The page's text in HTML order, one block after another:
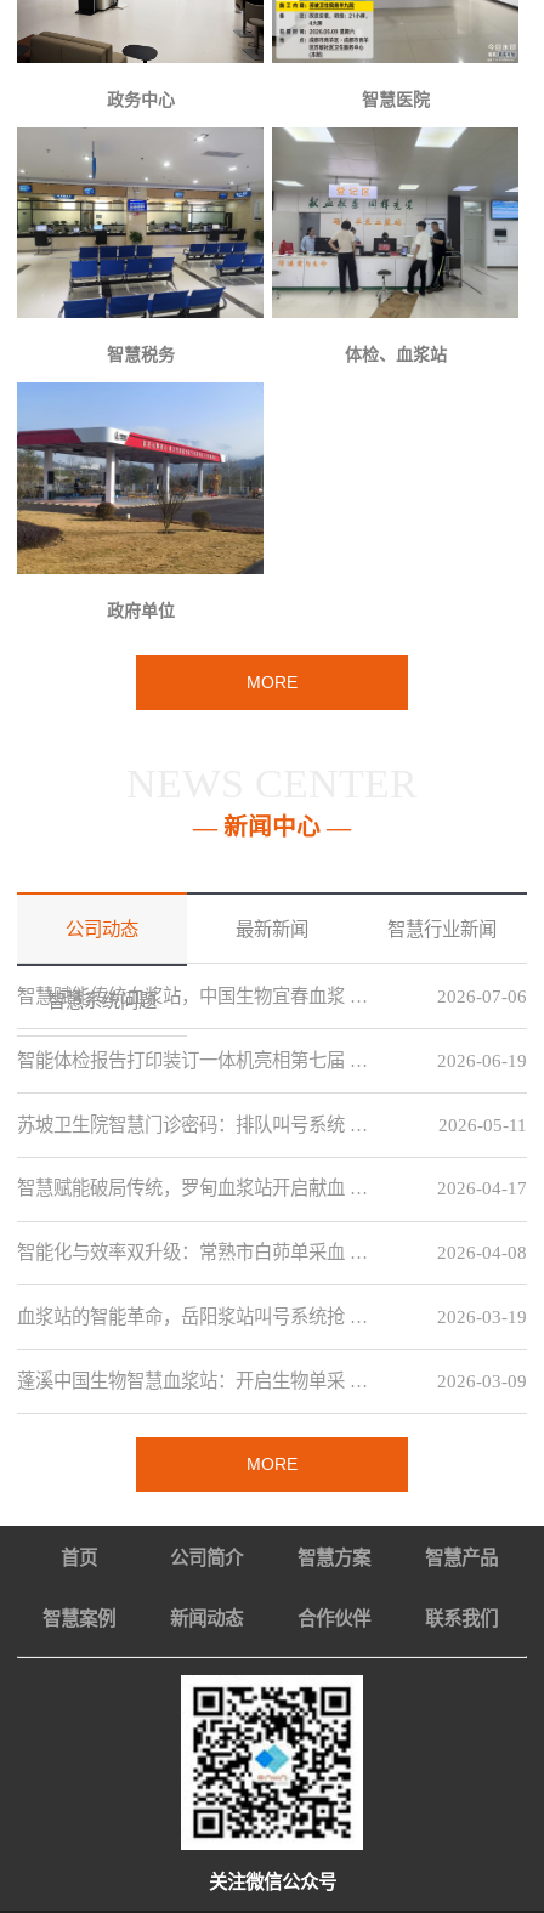
政务中心 智慧医院
智慧税务 体检、血浆站
政府单位
MORE
— 新闻中心 —
公司动态 最新新闻 智慧行业新闻
智慧系统问题 2026-07-06
智慧赋能传统血浆站，中国生物宜春血浆 …
2026-06-19
智能体检报告打印装订一体机亮相第七届 …
2026-05-11
苏坡卫生院智慧门诊密码：排队叫号系统 …
2026-04-17
智慧赋能破局传统，罗甸血浆站开启献血 …
2026-04-08
智能化与效率双升级：常熟市白茆单采血 …
2026-03-19
血浆站的智能革命，岳阳浆站叫号系统抢 …
2026-03-09
蓬溪中国生物智慧血浆站：开启生物单采 …
MORE
首页 公司简介 智慧方案 智慧产品
智慧案例 新闻动态 合作伙伴 联系我们
关注微信公众号